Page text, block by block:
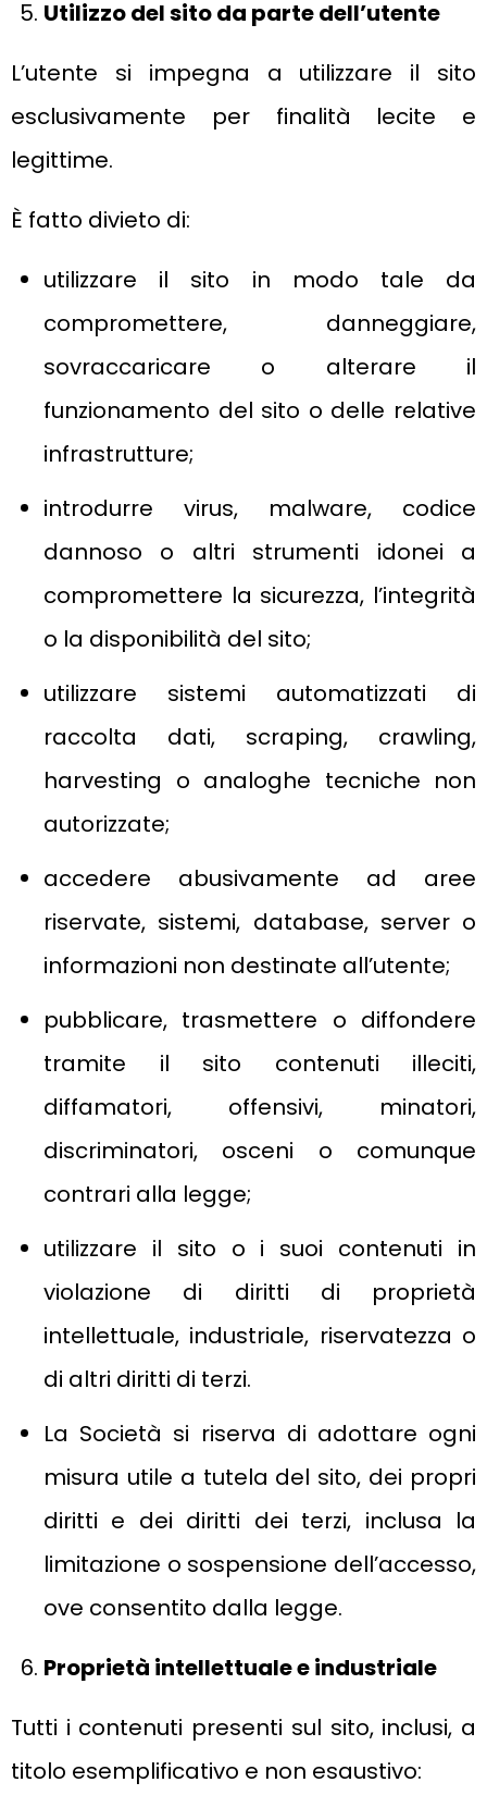
Utilizzo del sito da parte dell’utente
L’utente si impegna a utilizzare il sito
esclusivamente per finalità lecite e
legittime.
È fatto divieto di:
utilizzare il sito in modo tale da
compromettere, danneggiare,
sovraccaricare o alterare il
funzionamento del sito o delle relative
infrastrutture;
introdurre virus, malware, codice
dannoso o altri strumenti idonei a
compromettere la sicurezza, l’integrità
o la disponibilità del sito;
utilizzare sistemi automatizzati di
raccolta dati, scraping, crawling,
harvesting o analoghe tecniche non
autorizzate;
accedere abusivamente ad aree
riservate, sistemi, database, server o
informazioni non destinate all’utente;
pubblicare, trasmettere o diffondere
tramite il sito contenuti illeciti,
diffamatori, offensivi, minatori,
discriminatori, osceni o comunque
contrari alla legge;
utilizzare il sito o i suoi contenuti in
violazione di diritti di proprietà
intellettuale, industriale, riservatezza o
di altri diritti di terzi.
La Società si riserva di adottare ogni
misura utile a tutela del sito, dei propri
diritti e dei diritti dei terzi, inclusa la
limitazione o sospensione dell’accesso,
ove consentito dalla legge.
Proprietà intellettuale e industriale
Tutti i contenuti presenti sul sito, inclusi, a
titolo esemplificativo e non esaustivo: